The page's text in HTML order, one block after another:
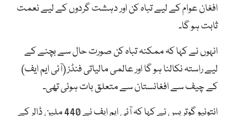
افغان عوام کے لیے تباہ کن اور دہشت گردوں کے لیے نعمت
ثابت ہو گا۔
انہوں نے کہا کہ ممکنہ تباہ کن صورت حال سے بچنے کے
لیے راستہ نکالنا ہو گا اور عالمی مالیاتی فنڈز (آئی ایم ایف)
کے چیف سے افغانستان سے متعلق بات ہوئی تھی۔
انتونیو گوتریس نے کہا کہ آئی ایم ایف نے 440 ملین ڈالر کے